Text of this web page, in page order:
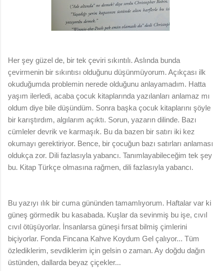
Her şey güzel de, bir tek çeviri sıkıntılı. Aslında bunda
çevirmenin bir sıkıntısı olduğunu düşünmüyorum. Açıkçası ilk
okuduğumda problemin nerede olduğunu anlayamadım. Hatta
yaşım ilerledi, acaba çocuk kitaplarında yazılanları anlamaz mı
oldum diye bile düşündüm. Sonra başka çocuk kitaplarını şöyle
bir karıştırdım, algılarım açıktı. Sorun, yazarın dilinde. Bazı
cümleler devrik ve karmaşık. Bu da bazen bir satırı iki kez
okumayı gerektiriyor. Bence, bir çocuğun bazı satırları anlaması
oldukça zor. Dili fazlasıyla yabancı. Tanımlayabileceğim tek şey
bu. Kitap Türkçe olmasına rağmen, dili fazlasıyla yabancı.
Bu yazıyı ılık bir cuma gününden tamamlıyorum. Haftalar var ki
güneş görmedik bu kasabada. Kuşlar da sevinmiş bu işe, cıvıl
cıvıl ötüşüyorlar. İnsanlarsa güneşi fırsat bilmiş çimlerini
biçiyorlar. Fonda Fincana Kahve Koydum Gel çalıyor... Tüm
özlediklerim, sevdiklerim için gelsin o zaman. Ay doğdu dağın
üstünden, dallarda beyaz çiçekler...